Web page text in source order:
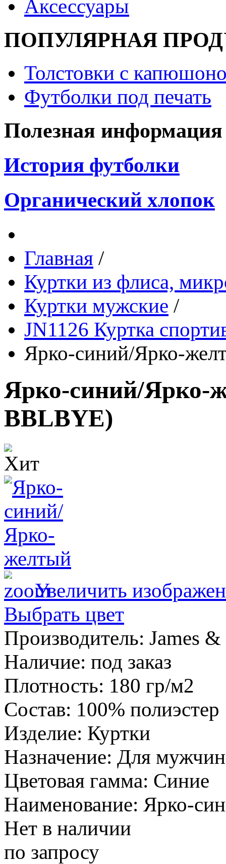
Аксессуары
ПОПУЛЯРНАЯ
Толстовки с
Футболки под печать
Полезная информация
История футболки
Органический хлопок
Главная /
Куртки из флиса,
Куртки мужские /
JN1126 Куртка
Ярко-синий/Ярко-
Ярко-синий/Ярко-
BBLBYE)
Увеличить
Выбрать цвет
Производитель: James
Наличие: под заказ
Плотность: 180 гр/м2
Состав: 100% полиэстер
Изделие: Куртки
Назначение: Для мужчин
Цветовая гамма: Синие
Наименование: Ярко-
Нет в наличии
по запросу